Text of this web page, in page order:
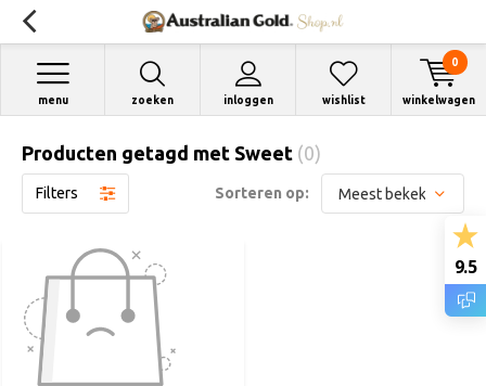
zoeken inloggen
menu wishlist winkelwagen
0
Producten getagd met Sweet (0)
Filters Sorteren op:
9.5